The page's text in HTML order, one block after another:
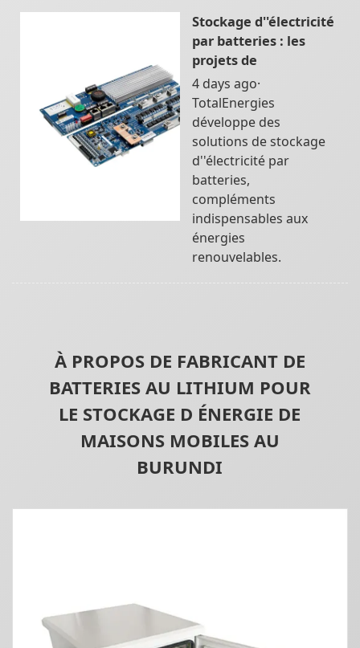
Stockage d''électricité
par batteries : les
projets de
4 days ago·
TotalEnergies
développe des
solutions de stockage
d''électricité par
batteries,
compléments
indispensables aux
énergies
renouvelables.
À PROPOS DE FABRICANT DE
BATTERIES AU LITHIUM POUR
LE STOCKAGE D ÉNERGIE DE
MAISONS MOBILES AU
BURUNDI